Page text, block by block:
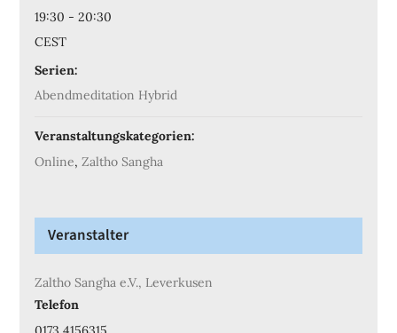
19:30 - 20:30
CEST
Serien:
Abendmeditation Hybrid
Veranstaltungskategorien:
Online, Zaltho Sangha
Veranstalter
Zaltho Sangha e.V., Leverkusen
Telefon